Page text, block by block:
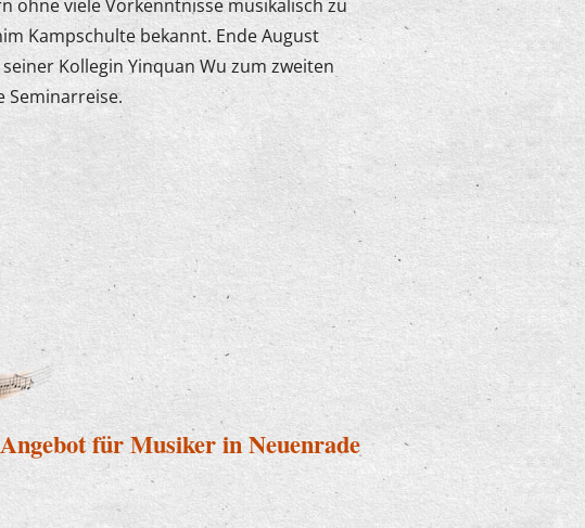
ohne viele Vorkenntnisse musikalisch zu
Kampschulte bekannt. Ende August
Kollegin Yinquan Wu zum zweiten
Seminarreise.
für Musiker in Neuenrade